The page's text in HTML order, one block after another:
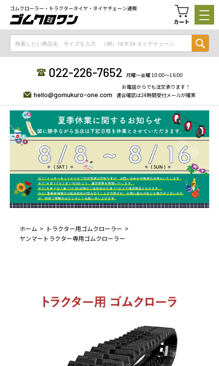
ゴムクローラー・トラクタータイヤ・タイヤチェーン通販
カート
022-226-7652 月曜〜金曜 10:00〜16:00
hello@gomukuro-one.com
お電話からでも注文承ります！
適合確認は24時間受付メールが確実
ホーム
トラクター用ゴムクローラー
ヤンマートラクター専用ゴムクローラー